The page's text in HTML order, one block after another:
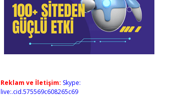
Reklam ve İletişim: Skype:
live:.cid.575569c608265c69